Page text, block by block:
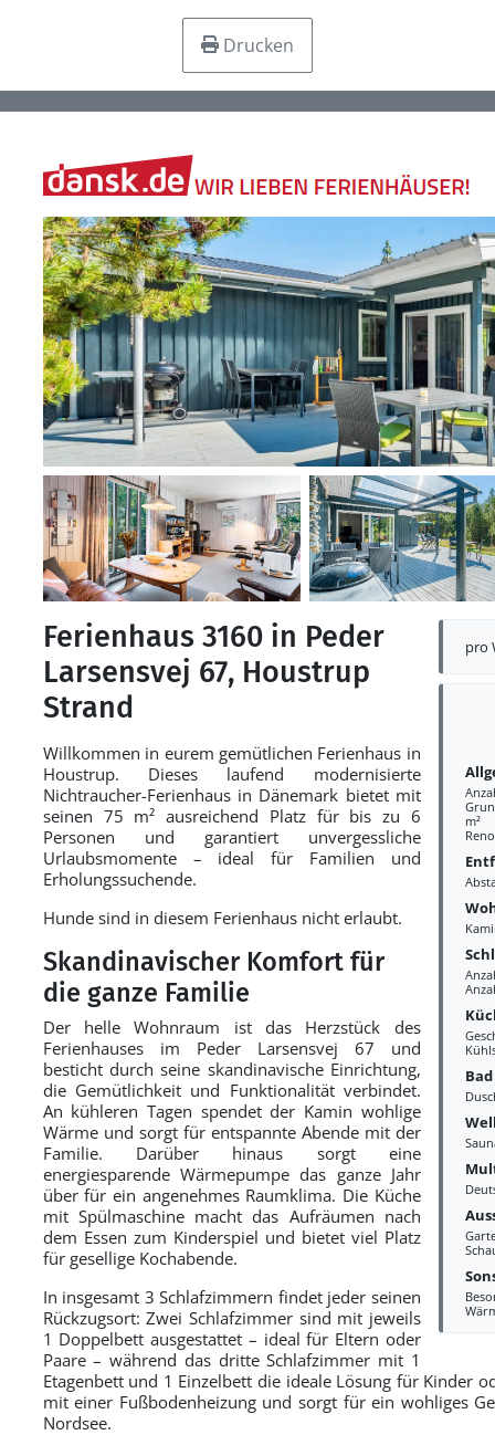
Drucken
pro
m²
Bad
Ferienhaus 3160 in Peder
Larsensvej 67, Houstrup
Strand
Willkommen in eurem gemütlichen Ferienhaus in
Houstrup. Dieses laufend modernisierte
Nichtraucher-Ferienhaus in Dänemark bietet mit
seinen 75 m² ausreichend Platz für bis zu 6
Personen und garantiert unvergessliche
Urlaubsmomente – ideal für Familien und
Erholungssuchende.
Hunde sind in diesem Ferienhaus nicht erlaubt.
Skandinavischer Komfort für
die ganze Familie
Der helle Wohnraum ist das Herzstück des
Ferienhauses im Peder Larsensvej 67 und
besticht durch seine skandinavische Einrichtung,
die Gemütlichkeit und Funktionalität verbindet.
An kühleren Tagen spendet der Kamin wohlige
Wärme und sorgt für entspannte Abende mit der
Familie. Darüber hinaus sorgt eine
energiesparende Wärmepumpe das ganze Jahr
über für ein angenehmes Raumklima. Die Küche
mit Spülmaschine macht das Aufräumen nach
dem Essen zum Kinderspiel und bietet viel Platz
für gesellige Kochabende.
In insgesamt 3 Schlafzimmern findet jeder seinen
Rückzugsort: Zwei Schlafzimmer sind mit jeweils
1 Doppelbett ausgestattet – ideal für Eltern oder
Paare – während das dritte Schlafzimmer mit 1
Etagenbett und 1 Einzelbett die ideale Lösung für Kinder
mit einer Fußbodenheizung und sorgt für ein wohliges
Nordsee.